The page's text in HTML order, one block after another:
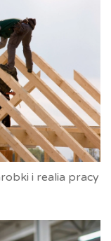
i realia pracy